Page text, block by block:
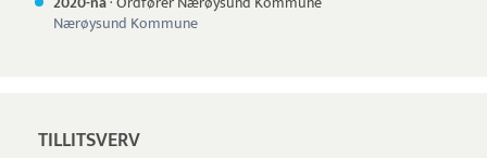
Nærøysund Kommune
TILLITSVERV